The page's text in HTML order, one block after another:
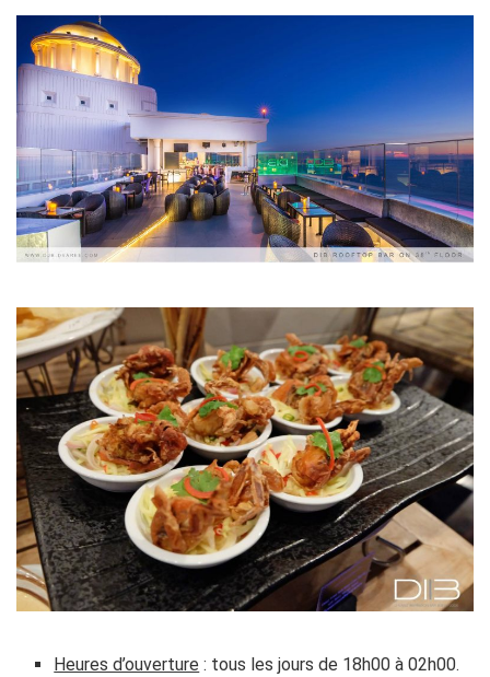
Heures d’ouverture : tous les jours de 18h00 à 02h00.